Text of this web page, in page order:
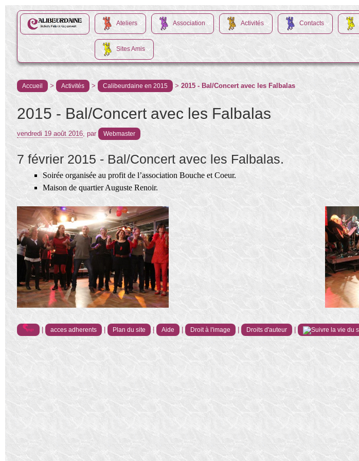
Ateliers Association Activités Contacts
Sites Amis
Accueil > Activités > Calibeurdaine en 2015 >2015 - Bal/Concert avec les Falbalas
2015 - Bal/Concert avec les Falbalas
vendredi 19 août 2016,par Webmaster
7 février 2015 - Bal/Concert avec les Falbalas.
Soirée organisée au profit de l’association Bouche et Coeur.
Maison de quartier Auguste Renoir.
| acces adherents | Plan du site | Aide | Droit à l'image | Droits d'auteur |